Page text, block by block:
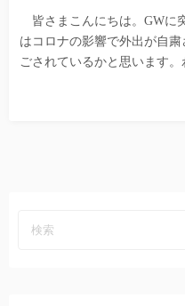
皆さまこんにちは。GWに
はコロナの影響で外出が自
ごされているかと思います